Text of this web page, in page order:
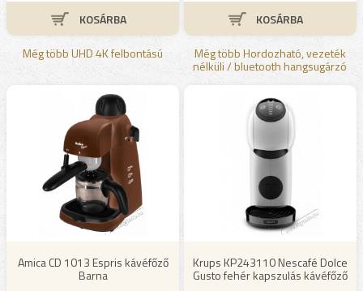
Még több UHD 4K felbontású Még több Hordozható, vezeték
nélküli / bluetooth hangsugárzó
Amica CD 1013 Espris kávéfőző
Barna
Krups KP243110 Nescafé Dolce
Gusto fehér kapszulás kávéfőző